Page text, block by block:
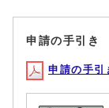
申請の手引き
申請の手